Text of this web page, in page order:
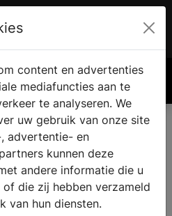
€ 0.00
kachel vinden
content en advertenties
mediafuncties aan te
te analyseren. We
uw gebruik van onze site
advertentie- en
kunnen deze
andere informatie die u
die zij hebben verzameld
van hun diensten.